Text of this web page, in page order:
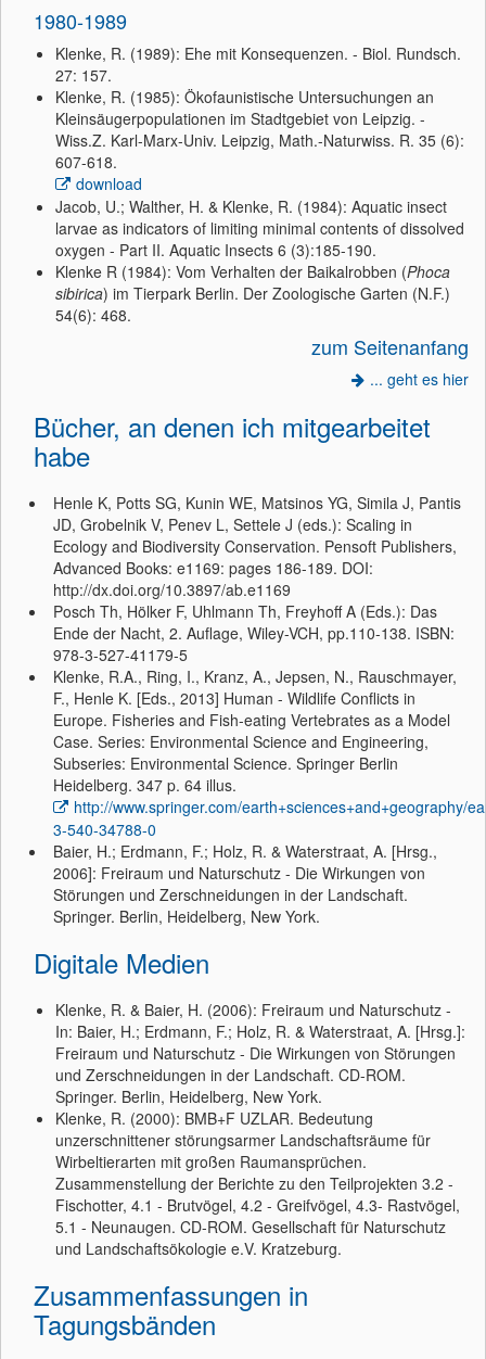
1980-1989
Klenke, R. (1989): Ehe mit Konsequenzen. - Biol. Rundsch.
27: 157.
Klenke, R. (1985): Ökofaunistische Untersuchungen an
Kleinsäugerpopulationen im Stadtgebiet von Leipzig. -
Wiss.Z. Karl-Marx-Univ. Leipzig, Math.-Naturwiss. R. 35 (6):
607-618.
download
Jacob, U.; Walther, H. & Klenke, R. (1984): Aquatic insect
larvae as indicators of limiting minimal contents of dissolved
oxygen - Part II. Aquatic Insects 6 (3):185-190.
Klenke R (1984): Vom Verhalten der Baikalrobben (Phoca
sibirica) im Tierpark Berlin. Der Zoologische Garten (N.F.)
54(6): 468.
zum Seitenanfang
... geht es hier
Bücher, an denen ich mitgearbeitet
habe
Henle K, Potts SG, Kunin WE, Matsinos YG, Simila J, Pantis
JD, Grobelnik V, Penev L, Settele J (eds.): Scaling in
Ecology and Biodiversity Conservation. Pensoft Publishers,
Advanced Books: e1169: pages 186-189. DOI:
http://dx.doi.org/10.3897/ab.e1169
Posch Th, Hölker F, Uhlmann Th, Freyhoff A (Eds.): Das
Ende der Nacht, 2. Auflage, Wiley-VCH, pp.110-138. ISBN:
978-3-527-41179-5
Klenke, R.A., Ring, I., Kranz, A., Jepsen, N., Rauschmayer,
F., Henle K. [Eds., 2013] Human - Wildlife Conflicts in
Europe. Fisheries and Fish-eating Vertebrates as a Model
Case. Series: Environmental Science and Engineering,
Subseries: Environmental Science. Springer Berlin
Heidelberg. 347 p. 64 illus.
http://www.springer.com/earth+sciences+and+geography/
3-540-34788-0
Baier, H.; Erdmann, F.; Holz, R. & Waterstraat, A. [Hrsg.,
2006]: Freiraum und Naturschutz - Die Wirkungen von
Störungen und Zerschneidungen in der Landschaft.
Springer. Berlin, Heidelberg, New York.
Digitale Medien
Klenke, R. & Baier, H. (2006): Freiraum und Naturschutz -
In: Baier, H.; Erdmann, F.; Holz, R. & Waterstraat, A. [Hrsg.]:
Freiraum und Naturschutz - Die Wirkungen von Störungen
und Zerschneidungen in der Landschaft. CD-ROM.
Springer. Berlin, Heidelberg, New York.
Klenke, R. (2000): BMB+F UZLAR. Bedeutung
unzerschnittener störungsarmer Landschaftsräume für
Wirbeltierarten mit großen Raumansprüchen.
Zusammenstellung der Berichte zu den Teilprojekten 3.2 -
Fischotter, 4.1 - Brutvögel, 4.2 - Greifvögel, 4.3- Rastvögel,
5.1 - Neunaugen. CD-ROM. Gesellschaft für Naturschutz
und Landschaftsökologie e.V. Kratzeburg.
Zusammenfassungen in
Tagungsbänden